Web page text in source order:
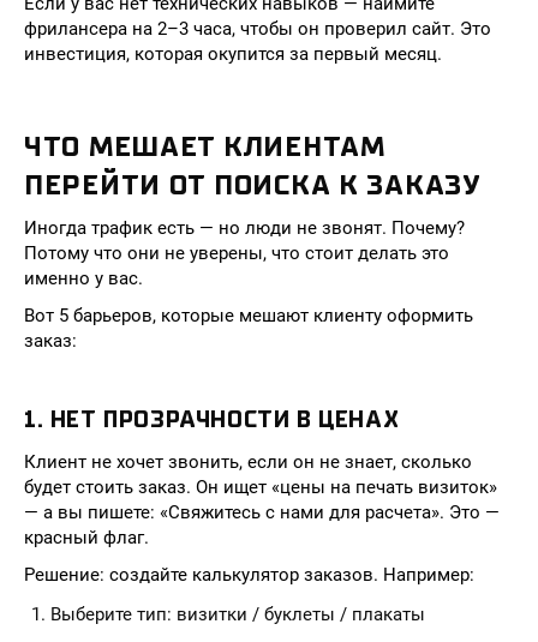
фрилансера на 2–3 часа, чтобы он проверил сайт. Это
инвестиция, которая окупится за первый месяц.
ЧТО МЕШАЕТ КЛИЕНТАМ
ПЕРЕЙТИ ОТ ПОИСКА К ЗАКАЗУ
Иногда трафик есть — но люди не звонят. Почему?
Потому что они не уверены, что стоит делать это
именно у вас.
Вот 5 барьеров, которые мешают клиенту оформить
заказ:
1. НЕТ ПРОЗРАЧНОСТИ В ЦЕНАХ
Клиент не хочет звонить, если он не знает, сколько
будет стоить заказ. Он ищет «цены на печать визиток»
— а вы пишете: «Свяжитесь с нами для расчета». Это —
красный флаг.
Решение: создайте калькулятор заказов. Например:
Выберите тип: визитки / буклеты / плакаты